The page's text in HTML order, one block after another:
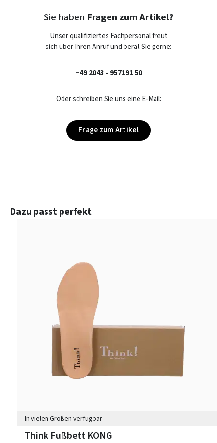
Sie haben Fragen zum Artikel?
Unser qualifiziertes Fachpersonal freut
sich über Ihren Anruf und berät Sie gerne:
+49 2043 - 957191 50
Oder schreiben Sie uns eine E-Mail:
Frage zum Artikel
Produktgalerie überspringen
Dazu passt perfekt
In vielen Größen verfügbar
Think Fußbett KONG